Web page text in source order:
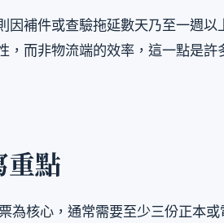
因補件或查驗拖延數天乃至一週以
，而非物流端的效率，這一點是許
重點
為核心，通常需要至少三份正本